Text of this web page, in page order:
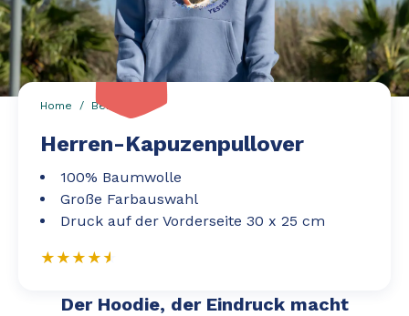
Home Bekleidung
Herren-Kapuzenpullover
100% Baumwolle
Große Farbauswahl
Druck auf der Vorderseite 30 x 25 cm
Der Hoodie, der Eindruck macht